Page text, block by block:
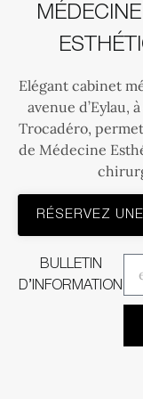
Elégant cabinet
avenue d’Eylau,
Trocadéro,
de Médecine
RÉSERVEZ
BULLETIN
D’INFORMATION